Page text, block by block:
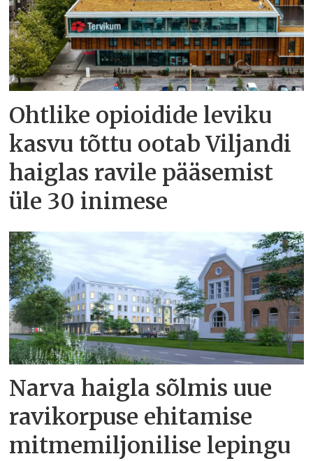
Ohtlike opioidide leviku
kasvu tõttu ootab Viljandi
haiglas ravile pääsemist
üle 30 inimese
Narva haigla sõlmis uue
ravikorpuse ehitamise
mitmemiljonilise lepingu